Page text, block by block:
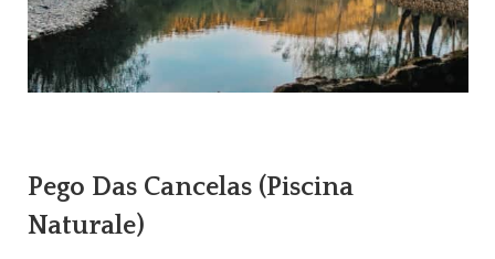
Pego Das Cancelas (Piscina
Naturale)